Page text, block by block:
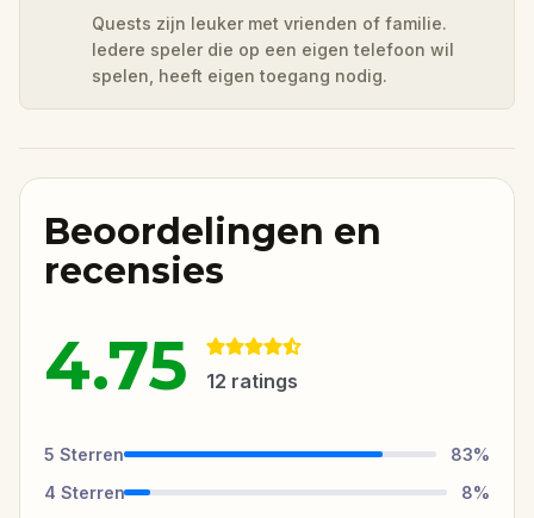
Quests zijn leuker met vrienden of familie.
Iedere speler die op een eigen telefoon wil
spelen, heeft eigen toegang nodig.
Beoordelingen en
recensies
4.75 12 ratings
5 Sterren 83%
4 Sterren 8%